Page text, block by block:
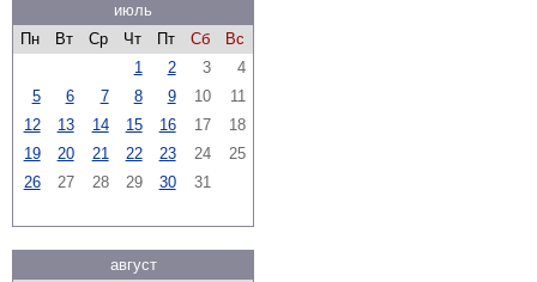
июль
Пн
Вт Ср Чт Пт Сб
Вс
1
2 3
4
5
6 7 8 9 10
11
12
13 14 15 16 17
18
19
20 21 22 23 24
25
26
27 28 29 30 31
август